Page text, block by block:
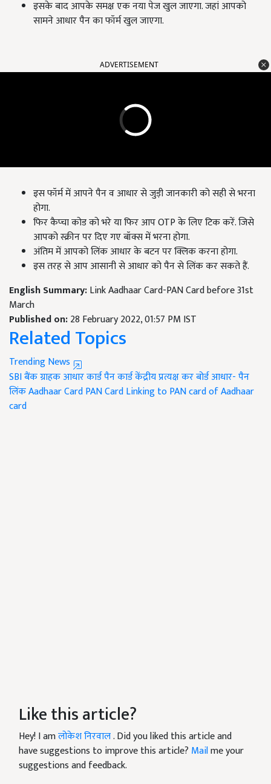
इसके बाद आपके समक्ष एक नया पेज खुल जाएगा. जहां आपको
सामने आधार पैन का फॉर्म खुल जाएगा.
ADVERTISEMENT
इस फॉर्म में आपने पैन व आधार से जुड़ी जानकारी को सही से भरना
होगा.
फिर कैप्चा कोड को भरे या फिर आप OTP के लिए टिक करें. जिसे
आपको स्क्रीन पर दिए गए बॉक्स में भरना होगा.
अंतिम में आपको लिंक आधार के बटन पर क्लिक करना होगा.
इस तरह से आप आसानी से आधार को पैन से लिंक कर सकते हैं.
English Summary:Link Aadhaar Card-PAN Card before 31st
March
Published on:28 February 2022, 01:57 PM IST
Related Topics
Trending News
SBIबैंकग्राहकआधार कार्डपैन कार्डकेंद्रीय प्रत्यक्ष कर बोर्डआधार- पैन
लिंकAadhaar CardPAN CardLinking to PAN card of Aadhaar
card
Like this article?
Hey! I amलोकेश निरवाल. Did you liked this article and
have suggestions to improve this article? Mailme your
suggestions and feedback.